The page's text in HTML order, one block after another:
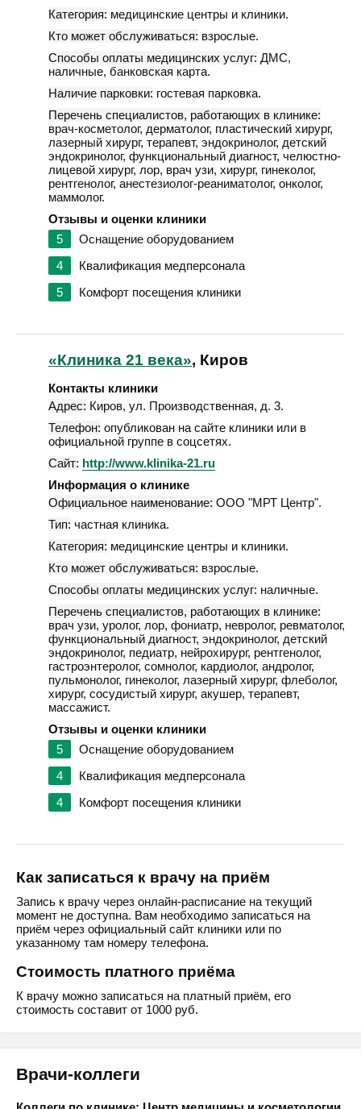
Категория: медицинские центры и клиники.
Кто может обслуживаться: взрослые.
Способы оплаты медицинских услуг: ДМС,
наличные, банковская карта.
Наличие парковки: гостевая парковка.
Перечень специалистов, работающих в клинике:
врач-косметолог, дерматолог, пластический хирург,
лазерный хирург, терапевт, эндокринолог, детский
эндокринолог, функциональный диагност, челюстно-
лицевой хирург, лор, врач узи, хирург, гинеколог,
рентгенолог, анестезиолог-реаниматолог, онколог,
маммолог.
Отзывы и оценки клиники
5
Оснащение оборудованием
4
Квалификация медперсонала
5
Комфорт посещения клиники
«Клиника 21 века», Киров
Контакты клиники
Адрес: Киров, ул. Производственная, д. 3.
Телефон: опубликован на сайте клиники или в
официальной группе в соцсетях.
Сайт: http://www.klinika-21.ru
Информация о клинике
Официальное наименование: ООО "МРТ Центр".
Тип: частная клиника.
Категория: медицинские центры и клиники.
Кто может обслуживаться: взрослые.
Способы оплаты медицинских услуг: наличные.
Перечень специалистов, работающих в клинике:
врач узи, уролог, лор, фониатр, невролог, ревматолог,
функциональный диагност, эндокринолог, детский
эндокринолог, педиатр, нейрохирург, рентгенолог,
гастроэнтеролог, сомнолог, кардиолог, андролог,
пульмонолог, гинеколог, лазерный хирург, флеболог,
хирург, сосудистый хирург, акушер, терапевт,
массажист.
Отзывы и оценки клиники
5
Оснащение оборудованием
4
Квалификация медперсонала
4
Комфорт посещения клиники
Как записаться к врачу на приём
Запись к врачу через онлайн-расписание на текущий
момент не доступна. Вам необходимо записаться на
приём через официальный сайт клиники или по
указанному там номеру телефона.
Стоимость платного приёма
К врачу можно записаться на платный приём, его
стоимость составит от 1000 руб.
Врачи-коллеги